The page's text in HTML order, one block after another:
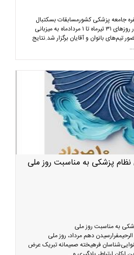
جامعه پزشکی کشورمسابقات بسکتبال
سه‌نفره جامعه پزشکی کشور در روزهای ۳۱ تیرماه تا ۱ مردادماه به میزبانی
تیم‌های بانوان و آقایان برگزار شد.نتایج
پزشکی به مناسبت روز ملی
به مناسبت روز ملی
دهم مرداد، روز ملی
فرهیخته صمیمانه تبریک عرض